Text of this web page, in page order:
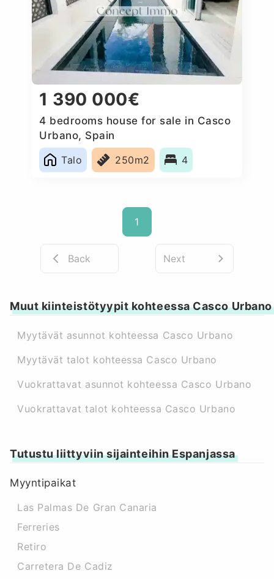
1 390 000€
4 bedrooms house for sale in Casco
Urbano, Spain
Talo
250m2 4
1
Back Next
Muut kiinteistötyypit kohteessa Casco Urbano
Myytävät asunnot kohteessa Casco Urbano
Myytävät talot kohteessa Casco Urbano
Vuokrattavat asunnot kohteessa Casco Urbano
Vuokrattavat talot kohteessa Casco Urbano
Tutustu liittyviin sijainteihin Espanjassa
Myyntipaikat
Las Palmas De Gran Canaria
Ferreries
Retiro
Carretera De Cadiz